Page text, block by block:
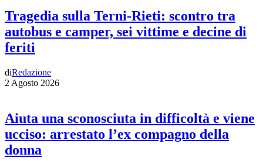
Tragedia sulla Terni-Rieti: scontro tra
autobus e camper, sei vittime e decine di
feriti
diRedazione
2 Agosto 2026
Aiuta una sconosciuta in difficoltà e viene
ucciso: arrestato l’ex compagno della
donna